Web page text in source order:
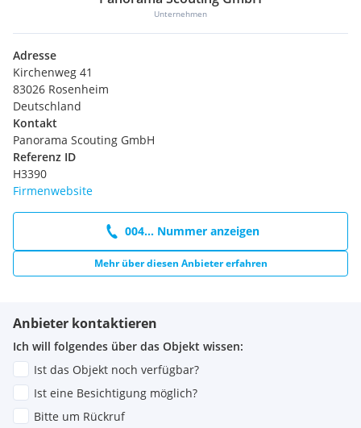
Unternehmen
Adresse
Kirchenweg 41
83026 Rosenheim
Deutschland
Kontakt
Panorama Scouting GmbH
Referenz ID
H3390
Firmenwebsite
004... Nummer anzeigen
Mehr über diesen Anbieter erfahren
Anbieter kontaktieren
Ich will folgendes über das Objekt wissen:
Ist das Objekt noch verfügbar?
Ist eine Besichtigung möglich?
Bitte um Rückruf